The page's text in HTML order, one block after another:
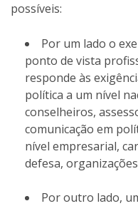
possíveis:
Por um lado o
ponto de vista
responde às
política a um nível
conselheiros,
comunicação em
nível empresarial,
defesa,
Por outro lado,